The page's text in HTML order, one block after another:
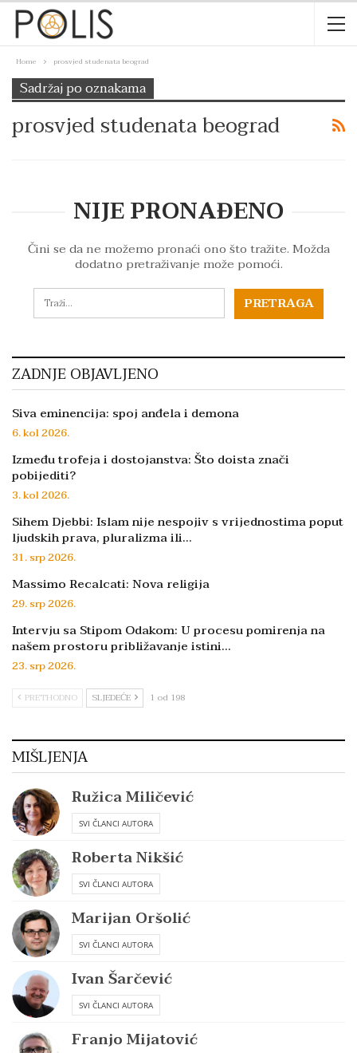
Home prosvjed studenata beograd
Sadržaj po oznakama
prosvjed studenata beograd
NIJE PRONAĐENO
Čini se da ne možemo pronaći ono što tražite. Možda
dodatno pretraživanje može pomoći.
ZADNJE OBJAVLJENO
Siva eminencija: spoj anđela i demona
6. kol 2026.
Između trofeja i dostojanstva: Što doista znači
pobijediti?
3. kol 2026.
Sihem Djebbi: Islam nije nespojiv s vrijednostima poput
ljudskih prava, pluralizma ili…
31. srp 2026.
Massimo Recalcati: Nova religija
29. srp 2026.
Intervju sa Stipom Odakom: U procesu pomirenja na
našem prostoru približavanje istini…
23. srp 2026.
PRETHODNO SLJEDEĆE 1 od 198
MIŠLJENJA
Ružica Miličević
SVI ČLANCI AUTORA
Roberta Nikšić
SVI ČLANCI AUTORA
Marijan Oršolić
SVI ČLANCI AUTORA
Ivan Šarčević
SVI ČLANCI AUTORA
Franjo Mijatović